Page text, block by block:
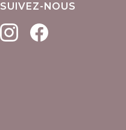
SUIVEZ-NOUS